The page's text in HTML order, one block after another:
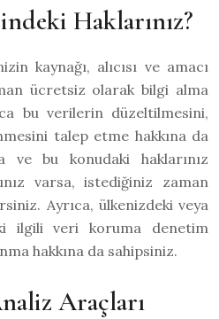
Haklarınız?
kaynağı, alıcısı ve amacı
ücretsiz olarak bilgi alma
bu verilerin düzeltilmesini,
talep etme hakkına da
ve bu konudaki haklarınız
varsa, istediğiniz zaman
Ayrıca, ülkenizdeki veya
ilgili veri koruma denetim
hakkına da sahipsiniz.
Araçları